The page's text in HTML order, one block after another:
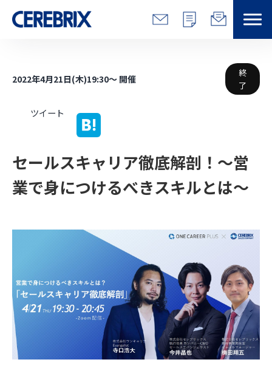
事例
コラム/営総研
セミナー
お役立ち資料
2022年4月21日(木)19:30～ 開催
終
了
ツイート
セールスキャリア徹底解剖！～営
業で身につけるべきスキルとは～